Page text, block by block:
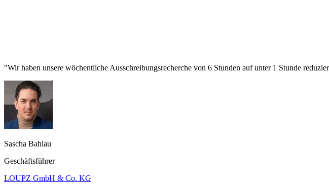
"Wir haben unsere wöchentliche Ausschreibungsrecherche von 6 Stunden auf unter 1 Stunde
Sascha Bahlau
Geschäftsführer
LOUPZ GmbH & Co. KG